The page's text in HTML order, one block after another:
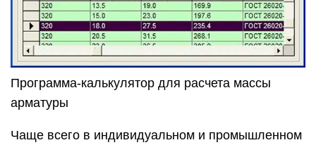
Программа-калькулятор для расчета массы
арматуры
Чаще всего в индивидуальном и промышленном